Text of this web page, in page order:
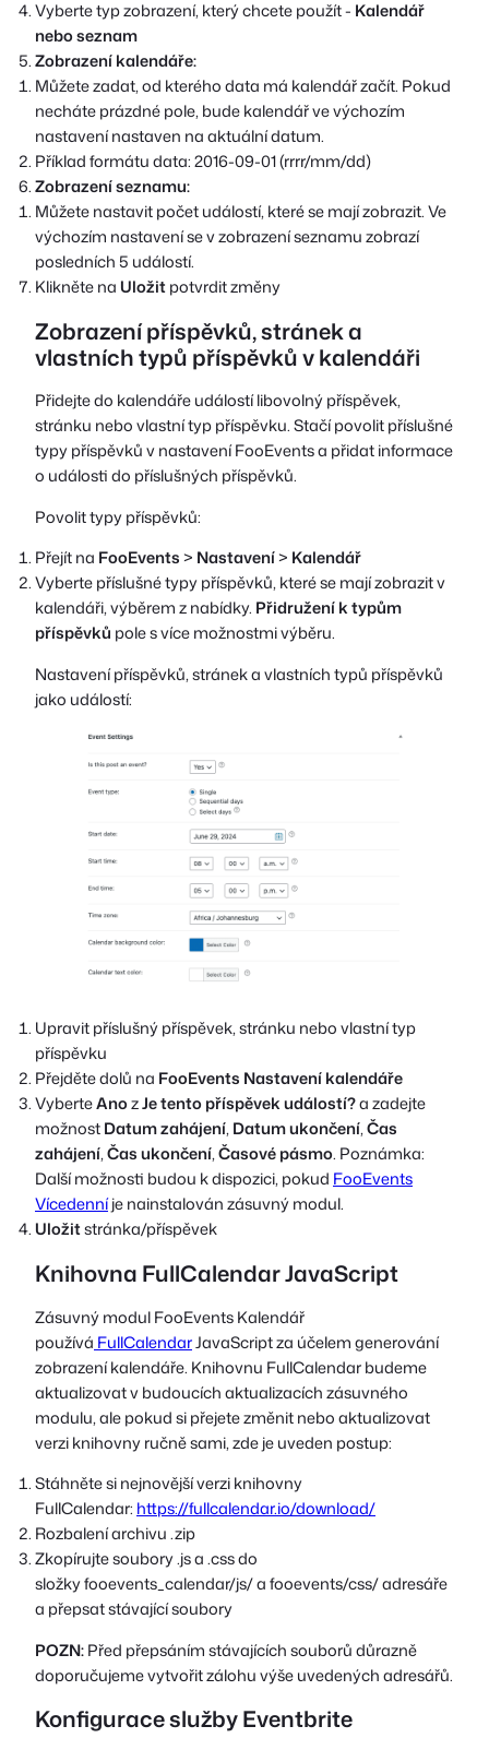
Vyberte typ zobrazení, který chcete použít - Kalendář
nebo seznam
Zobrazení kalendáře:
Můžete zadat, od kterého data má kalendář začít. Pokud
necháte prázdné pole, bude kalendář ve výchozím
nastavení nastaven na aktuální datum.
Příklad formátu data: 2016-09-01 (rrrr/mm/dd)
Zobrazení seznamu:
Můžete nastavit počet událostí, které se mají zobrazit. Ve
výchozím nastavení se v zobrazení seznamu zobrazí
posledních 5 událostí.
Klikněte naUložitpotvrdit změny
Zobrazení příspěvků, stránek a
vlastních typů příspěvků v kalendáři
Přidejte do kalendáře událostí libovolný příspěvek,
stránku nebo vlastní typ příspěvku. Stačí povolit příslušné
typy příspěvků v nastavení FooEvents a přidat informace
o události do příslušných příspěvků.
Povolit typy příspěvků:
Přejít na FooEvents> Nastavení> Kalendář
Vyberte příslušné typy příspěvků, které se mají zobrazit v
kalendáři, výběrem z nabídky. Přidružení k typům
příspěvků pole s více možnostmi výběru.
Nastavení příspěvků, stránek a vlastních typů příspěvků
jako událostí:
Upravit příslušný příspěvek, stránku nebo vlastní typ
příspěvku
Přejděte dolů na FooEvents Nastavení kalendáře
VyberteAnozJe tento příspěvek událostí?a zadejte
možnostDatum zahájení,Datum ukončení,Čas
zahájení,Čas ukončení,Časové pásmo. Poznámka:
Další možnosti budou k dispozici, pokud FooEvents
Vícedenníje nainstalován zásuvný modul.
Uložitstránka/příspěvek
Knihovna FullCalendar JavaScript
Zásuvný modul FooEvents Kalendář
používá FullCalendarJavaScript za účelem generování
zobrazení kalendáře. Knihovnu FullCalendar budeme
aktualizovat v budoucích aktualizacích zásuvného
modulu, ale pokud si přejete změnit nebo aktualizovat
verzi knihovny ručně sami, zde je uveden postup:
Stáhněte si nejnovější verzi knihovny
FullCalendar: https://fullcalendar.io/download/
Rozbalení archivu .zip
Zkopírujte soubory .js a .css do
složkyfooevents_calendar/js/afooevents/css/adresáře
a přepsat stávající soubory
POZN:Před přepsáním stávajících souborů důrazně
doporučujeme vytvořit zálohu výše uvedených adresářů.
Konfigurace služby Eventbrite